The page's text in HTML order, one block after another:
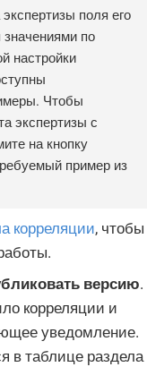
поля его
по
настройки
Чтобы
экспертизы с
на кнопку
пример из
корреляции, чтобы
версию.
корреляции и
уведомление.
в таблице раздела